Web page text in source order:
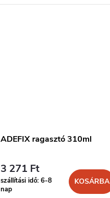
ADEFIX ragasztó 310ml
3 271 Ft
szállítási idő: 6-8
nap
KOSÁRBA